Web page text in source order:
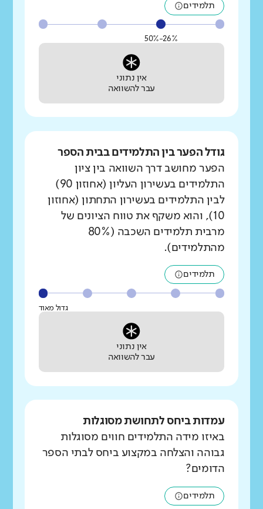
תלמידים
26%-50%
אין נתוני
עבר להשוואה
גודל הפער בין התלמידים בבית הספר
הפער מחושב דרך השוואה בין ציון
התלמידים בעשירון העליון (אחוזון 90)
לבין התלמידים בעשירון התחתון (אחוזון
10), והוא משקף את טווח הציונים של
מרבית תלמידים השכבה (80%
מהתלמידים).
תלמידים
גדול מאוד
אין נתוני
עבר להשוואה
עמדות ביחס לתחושת מסוגלות
באיזו מידה התלמידים חווים מסוגלות
גבוהה והצלחה במקצוע ביחס לבתי הספר
הדומים?
תלמידים